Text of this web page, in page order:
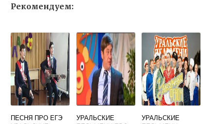
Рекомендуем:
ПЕСНЯ ПРО ЕГЭ
УРАЛЬСКИЕ
УРАЛЬСКИЕ